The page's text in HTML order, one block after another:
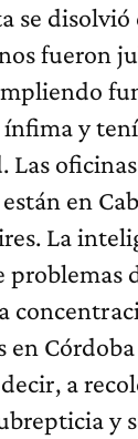
se
fueron
ínfima y
en
La
problemas
en
decir, a
y